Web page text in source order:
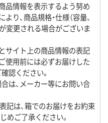
品情報を表示するよう努め
り、商品規格・仕様（容量、
変更される場合がございま
サイト上の商品情報の表記
使用前には必ずお届けした
認ください。
は、メーカー等にお問い合
記は、箱でのお届けをお約束
めご了承ください。